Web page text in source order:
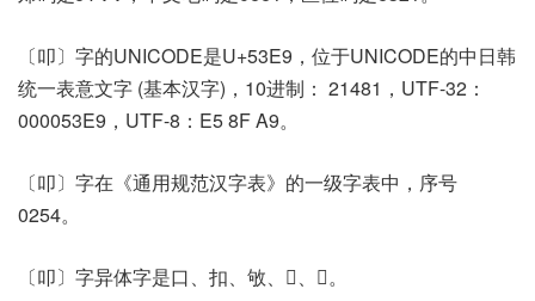
〔叩〕字的UNICODE是U+53E9，位于UNICODE的中日韩
统一表意文字 (基本汉字)，10进制： 21481，UTF-32：
000053E9，UTF-8：E5 8F A9。
〔叩〕字在《通用规范汉字表》的一级字表中，序号
0254。
〔叩〕字异体字是口、扣、敂、𢼒、𧥣。